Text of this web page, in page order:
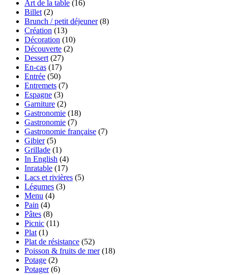
Art de la table (16)
Billet (2)
Brunch / petit déjeuner(8)
Création (13)
Décoration (10)
Découverte (2)
Dessert (27)
En-cas (17)
Entrée (50)
Entremets (7)
Espagne (3)
Garniture (2)
Gastronomie (18)
Gastronomie (7)
Gastronomie française (7)
Gibier(5)
Grillade (1)
In English (4)
Inratable (17)
Lacs et rivières (5)
Légumes (3)
Menu (4)
Pain (4)
Pâtes (8)
Picnic (11)
Plat (1)
Plat de résistance (52)
Poisson & fruits de mer(18)
Potage (2)
Potager(6)